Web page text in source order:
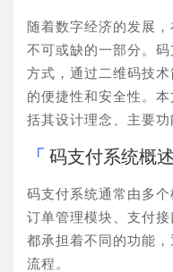
随着数字经济的发展
不可或缺的一部分。
方式，通过二维码技
的便捷性和安全性。
括其设计理念、主要功
码支付系统概述
码支付系统通常由多个
订单管理模块、支付
都承担着不同的功能
流程。